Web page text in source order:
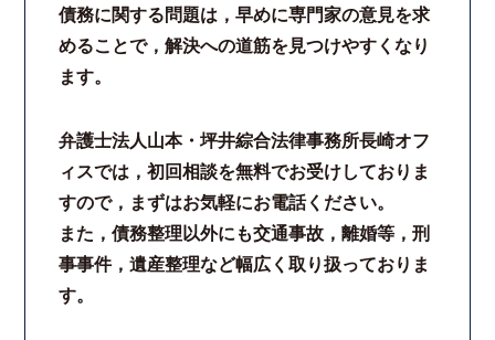
法律相談コラム
サマークラーク・ウィンタークラーク募集
衛生対策の強化
コロナと労働問題
資料ダウンロード
債務に関する問題は，早めに専門家の意見を求
めることで，解決への道筋を見つけやすくなり
ます。
弁護士法人山本・坪井綜合法律事務所長崎オフ
ィスでは，初回相談を無料でお受けしておりま
すので，まずはお気軽にお電話ください。
また，債務整理以外にも交通事故，離婚等，刑
事事件，遺産整理など幅広く取り扱っておりま
す。